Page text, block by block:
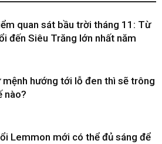
quan sát bầu trời tháng 11: Từ
đến Siêu Trăng lớn nhất năm
mệnh hướng tới lỗ đen thì sẽ trông
nào?
Lemmon mới có thể đủ sáng để